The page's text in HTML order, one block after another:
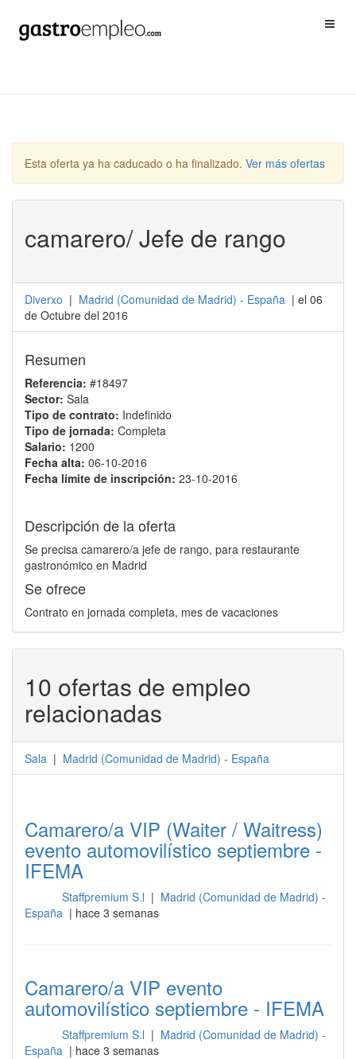
Esta oferta ya ha caducado o ha finalizado. Ver más ofertas
camarero/ Jefe de rango
Diverxo | Madrid (Comunidad de Madrid) - España | el 06
de Octubre del 2016
Resumen
Referencia: #18497
Sector: Sala
Tipo de contrato: Indefinido
Tipo de jornada: Completa
Salario: 1200
Fecha alta: 06-10-2016
Fecha límite de inscripción: 23-10-2016
Descripción de la oferta
Se precisa camarero/a jefe de rango, para restaurante
gastronómico en Madrid
Se ofrece
Contrato en jornada completa, mes de vacaciones
10 ofertas de empleo
relacionadas
Sala | Madrid (Comunidad de Madrid) - España
Camarero/a VIP (Waiter / Waitress)
evento automovilístico septiembre -
IFEMA
Staffpremium S.l | Madrid (Comunidad de Madrid) -
España | hace 3 semanas
Camarero/a VIP evento
automovilístico septiembre - IFEMA
Staffpremium S.l | Madrid (Comunidad de Madrid) -
España | hace 3 semanas